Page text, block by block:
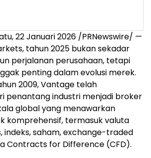
22 Januari 2026 /PRNewswire/ —
tahun 2025 bukan sekadar
perjalanan perusahaan, tetapi
penting dalam evolusi merek.
2009, Vantage telah
penantang industri menjadi broker
global yang menawarkan
komprehensif, termasuk valuta
indeks, saham, exchange-traded
Contracts for Difference (CFD).